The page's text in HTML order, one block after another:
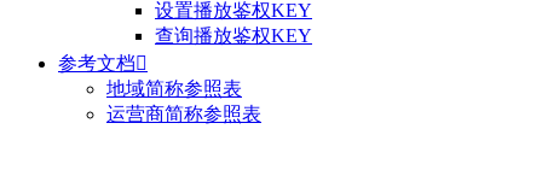
设置播放鉴权KEY
查询播放鉴权KEY
参考文档
地域简称参照表
运营商简称参照表